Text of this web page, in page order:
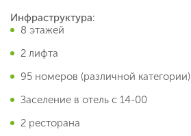
Инфраструктура:
8 этажей
2 лифта
95 номеров (различной категории)
Заселение в отель с 14-00
2 ресторана